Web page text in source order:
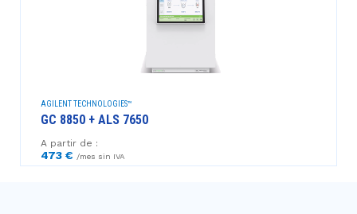
AGILENT TECHNOLOGIES™
GC 8850 + ALS 7650
A partir de :
473 € /mes sin IVA